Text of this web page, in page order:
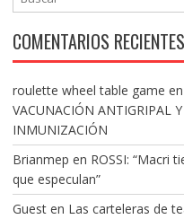
COMENTARIOS RECIENTES
roulette wheel table game en
VACUNACIÓN ANTIGRIPAL
INMUNIZACIÓN
Brianmep en ROSSI: “Macri
que especulan”
Guesten Las carteleras de